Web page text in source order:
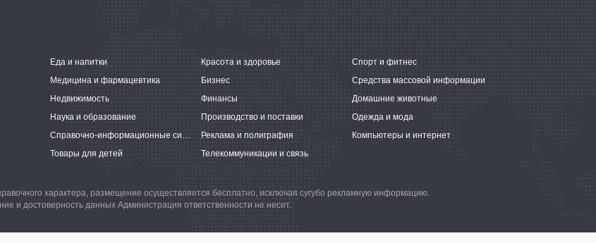
Еда и напитки Красота и здоровье
Спорт и фитнес
Медицина и фармацевтика Бизнес
Средства массовой информации
Недвижимость Финансы
Домашние животные
Наука и образование Производство и поставки
Одежда и мода
Справочно-информационные системы Реклама и полиграфия
Компьютеры и интернет
Товары для детей Телекоммуникации и связь
характера, размещение осуществляется бесплатно, исключая сугубо рекламную информацию.
и достоверность данных Администрация ответственности не несет.